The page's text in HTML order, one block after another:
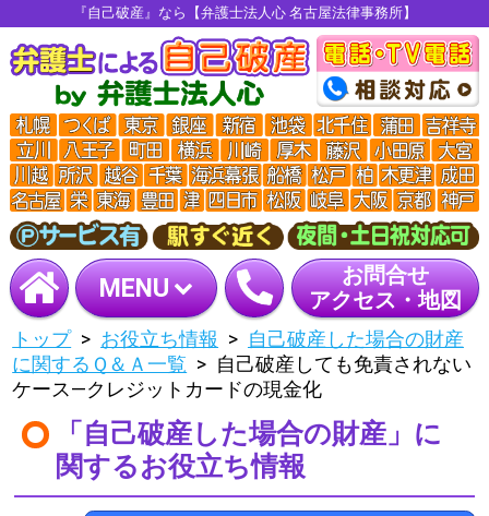
『自己破産』なら【弁護士法人心 名古屋法律事務所】
MENU
お問合せ
アクセス・地図
トップ お役立ち情報
自己破産した場合の財産
に関するＱ＆Ａ一覧
自己破産しても免責されない
ケース―クレジットカードの現金化
「自己破産した場合の財産」に
関するお役立ち情報